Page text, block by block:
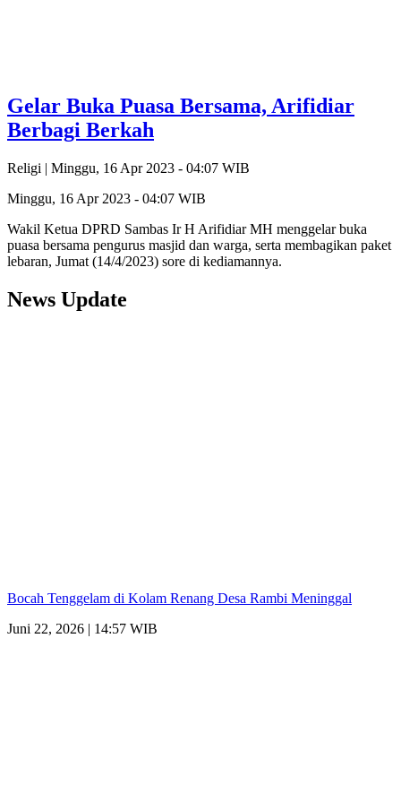
Gelar Buka Puasa Bersama, Arifidiar
Berbagi Berkah
Religi | Minggu, 16 Apr 2023 - 04:07 WIB
Minggu, 16 Apr 2023 - 04:07 WIB
Wakil Ketua DPRD Sambas Ir H Arifidiar MH menggelar buka
puasa bersama pengurus masjid dan warga, serta membagikan paket
lebaran, Jumat (14/4/2023) sore di kediamannya.
News Update
Bocah Tenggelam di Kolam Renang Desa Rambi Meninggal
Juni 22, 2026 | 14:57 WIB